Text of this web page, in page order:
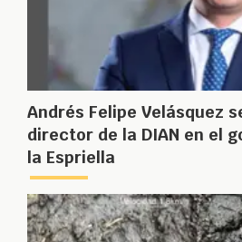
Andrés Felipe Velásquez
director de la DIAN en el
la Espriella